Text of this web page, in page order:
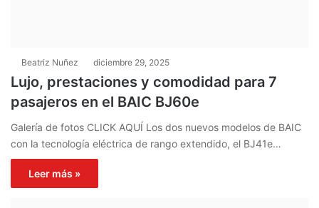
Beatriz Nuñez diciembre 29, 2025
Lujo, prestaciones y comodidad para 7
pasajeros en el BAIC BJ60e
Galería de fotos CLICK AQUÍ Los dos nuevos modelos de BAIC
con la tecnología eléctrica de rango extendido, el BJ41e…
Leer más »